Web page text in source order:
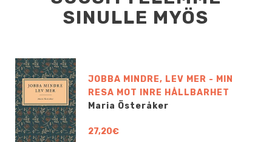
SINULLE MYÖS
JOBBA MINDRE, LEV MER - MIN
RESA MOT INRE HÅLLBARHET
Maria Österåker
27,20€